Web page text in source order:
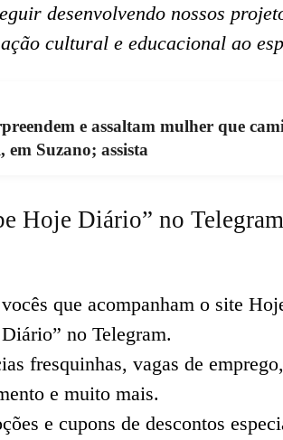
desenvolvendo nossos
cultural e educacional ao
e assaltam mulher que
Suzano; assista
Hoje Diário” no
que acompanham o site
no Telegram.
fresquinhas, vagas de
e muito mais.
e cupons de descontos